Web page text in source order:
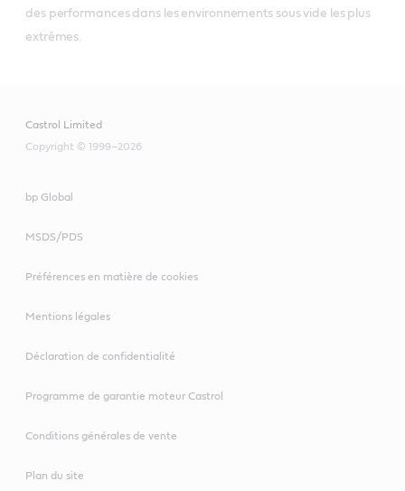
des performances dans les environnements sous vide les plus
extrêmes.
Castrol Limited
Copyright © 1999–2026
bp Global
MSDS/PDS
Préférences en matière de cookies
Mentions légales
Déclaration de confidentialité
Programme de garantie moteur Castrol
Conditions générales de vente
Plan du site